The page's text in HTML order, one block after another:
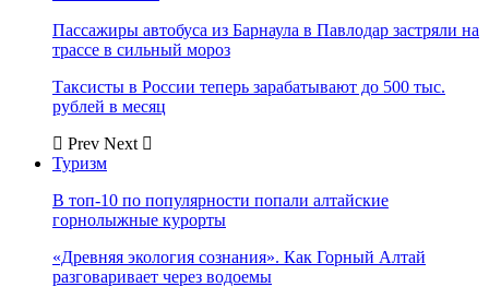
Пассажиры автобуса из Барнаула в Павлодар застряли на
трассе в сильный мороз
Таксисты в России теперь зарабатывают до 500 тыс.
рублей в месяц
Prev Next
Туризм
В топ-10 по популярности попали алтайские
горнолыжные курорты
«Древняя экология сознания». Как Горный Алтай
разговаривает через водоемы